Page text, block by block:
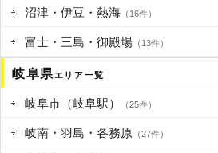
沼津・伊豆・熱海 （16件）
富士・三島・御殿場 （13件）
岐阜県エリア一覧
岐阜市（岐阜駅） （25件）
岐南・羽島・各務原 （27件）